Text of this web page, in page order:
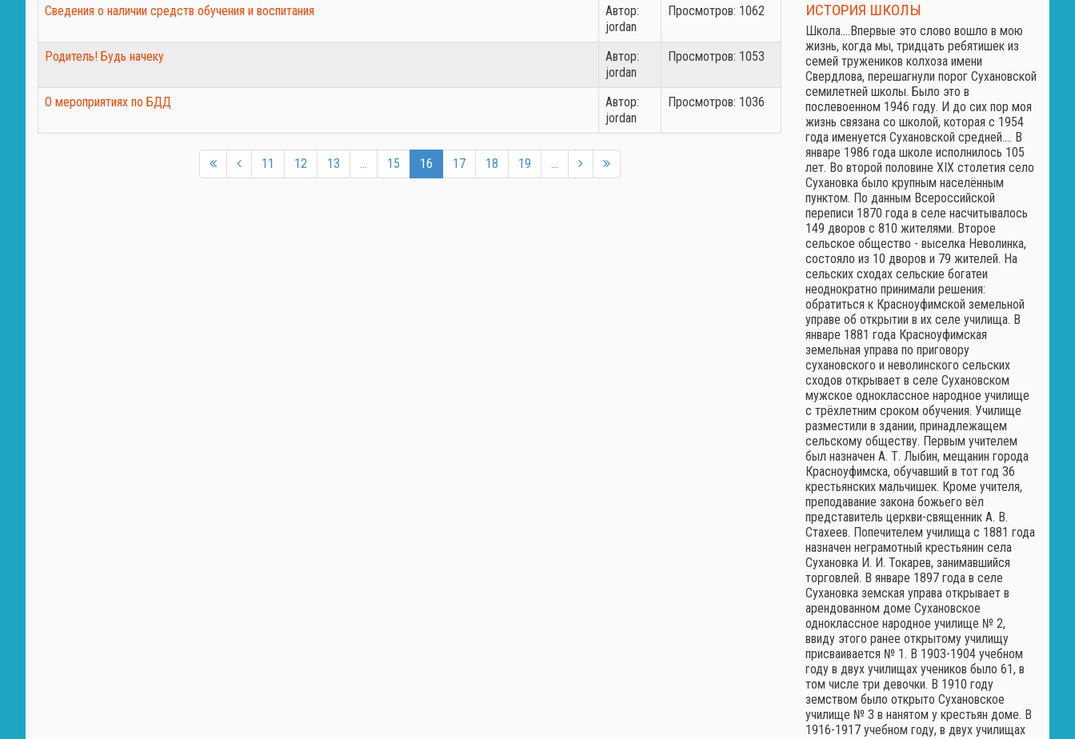
Сведения о наличии средств обучения и воспитания
Автор:
jordan
Просмотров: 1062
Родитель! Будь начеку
Автор:
jordan
Просмотров: 1053
О мероприятиях по БДД
Автор:
jordan
Просмотров: 1036
11 12 13 ... 15 16 17 18 19 ...
ИСТОРИЯ ШКОЛЫ
Школа.…Впервые это слово вошло в мою
жизнь, когда мы, тридцать ребятишек из
семей тружеников колхоза имени
Свердлова, перешагнули порог Сухановской
семилетней школы. Было это в
послевоенном 1946 году. И до сих пор моя
жизнь связана со школой, которая с 1954
года именуется Сухановской средней.… В
январе 1986 года школе исполнилось 105
лет. Во второй половине XIX столетия село
Сухановка было крупным населённым
пунктом. По данным Всероссийской
переписи 1870 года в селе насчитывалось
149 дворов с 810 жителями. Второе
сельское общество - выселка Неволинка,
состояло из 10 дворов и 79 жителей. На
сельских сходах сельские богатеи
неоднократно принимали решения:
обратиться к Красноуфимской земельной
управе об открытии в их селе училища. В
январе 1881 года Красноуфимская
земельная управа по приговору
сухановского и неволинского сельских
сходов открывает в селе Сухановском
мужское одноклассное народное училище
с трёхлетним сроком обучения. Училище
разместили в здании, принадлежащем
сельскому обществу. Первым учителем
был назначен А. Т. Лыбин, мещанин города
Красноуфимска, обучавший в тот год 36
крестьянских мальчишек. Кроме учителя,
преподавание закона божьего вёл
представитель церкви-священник А. В.
Стахеев. Попечителем училища с 1881 года
назначен неграмотный крестьянин села
Сухановка И. И. Токарев, занимавшийся
торговлей. В январе 1897 года в селе
Сухановка земская управа открывает в
арендованном доме Сухановское
одноклассное народное училище № 2,
ввиду этого ранее открытому училищу
присваивается № 1. В 1903-1904 учебном
году в двух училищах учеников было 61, в
том числе три девочки. В 1910 году
земством было открыто Сухановское
училище № 3 в нанятом у крестьян доме. В
1916-1917 учебном году, в двух училищах